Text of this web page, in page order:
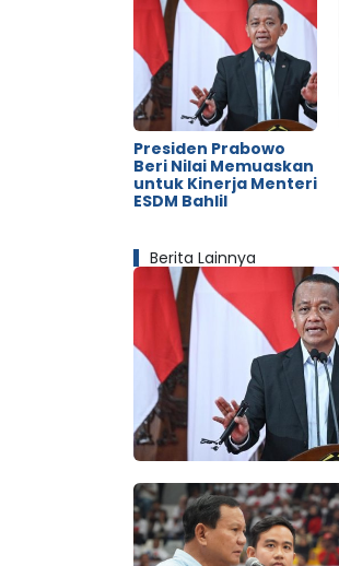
Presiden Prabowo
Beri Nilai Memuaskan
untuk Kinerja Menteri
ESDM Bahlil
Berita Lainnya